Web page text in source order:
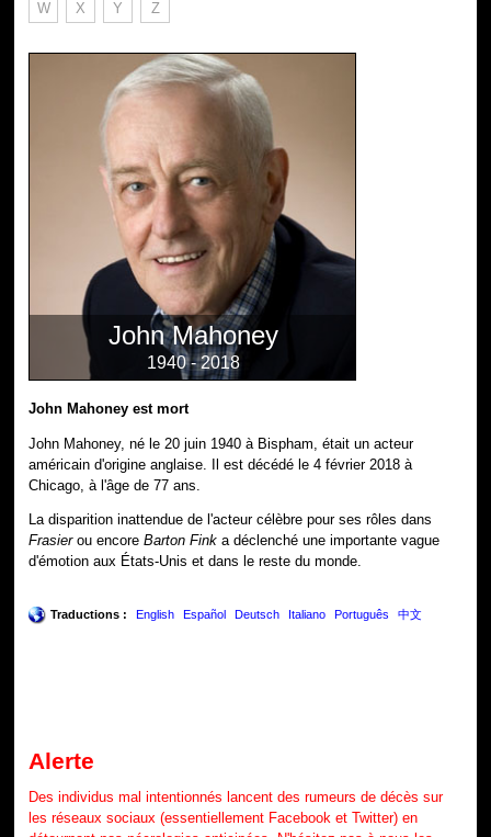
W X Y Z
John Mahoney
1940 - 2018
John Mahoney est mort
John Mahoney, né le 20 juin 1940 à Bispham, était un acteur
américain d'origine anglaise. Il est décédé le 4 février 2018 à
Chicago, à l'âge de 77 ans.
La disparition inattendue de l'acteur célèbre pour ses rôles dans
Frasierou encoreBarton Fink a déclenché une importante vague
d'émotion aux États-Unis et dans le reste du monde.
Traductions : English Español Deutsch Italiano Português 中文
Alerte
Des individus mal intentionnés lancent des rumeurs de décès sur
les réseaux sociaux (essentiellement Facebook et Twitter) en